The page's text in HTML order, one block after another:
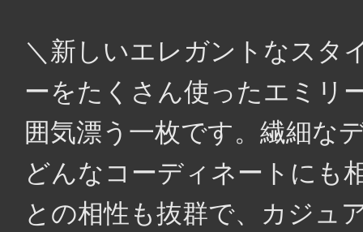
＼新しいエレガントなスタ
ーをたくさん使ったエミリ
囲気漂う一枚です。繊細な
どんなコーディネートにも
との相性も抜群で、カジュ